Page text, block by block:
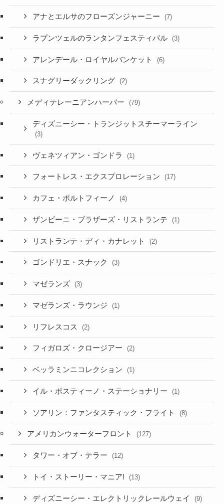
アナとエルサのフローズンジャーニー (7)
ラプンツェルのランタンフェスティバル (3)
アレンデール・ロイヤルバンケット (6)
スナグリーダックリング (2)
メディテレーニアンハーバー (79)
ディズニーシー・トランジットスチーマーライン
(3)
ヴェネツィアン・ゴンドラ (1)
フォートレス・エクスプロレーション (17)
カフェ・ポルトフィーノ (4)
ザンビーニ・ブラザーズ・リストランテ (1)
リストランテ・ディ・カナレット (2)
ゴンドリエ・スナック (3)
マゼランズ (3)
マゼランズ・ラウンジ (1)
リフレスコス (2)
フィガロズ・クロージアー (2)
ベッラミンニコレクション (1)
イル・ポスティーノ・ステーショナリー (1)
ソアリン：ファンタスティック・フライト (8)
アメリカンウォーターフロント (127)
タワー・オブ・テラー (12)
トイ・ストーリー・マニア! (13)
ディズニーシー・エレクトリックレールウェイ (9)